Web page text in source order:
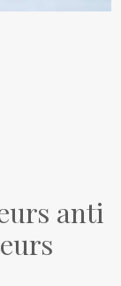
anti